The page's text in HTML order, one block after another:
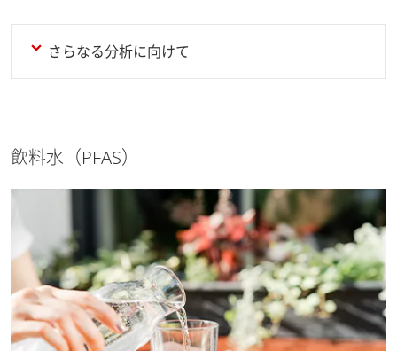
さらなる分析に向けて
飲料水（PFAS）